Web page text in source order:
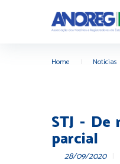
Home Notícias
STJ -
parcial
28/09/2020